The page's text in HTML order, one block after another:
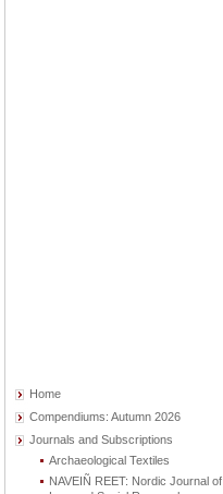
Home
Compendiums: Autumn 2026
Journals and Subscriptions
Archaeological Textiles
NAVEIÑ REET: Nordic Journal of